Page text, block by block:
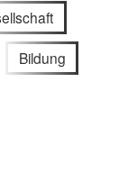
Bildung